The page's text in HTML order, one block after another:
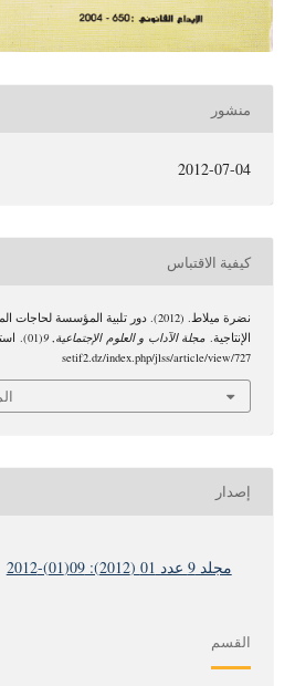
منشور
2012-07-04
كيفية الاقتباس
نضرة ميلاط. (2012). دور تلبية المؤسسة
الإنتاجية. مجلة الآداب و العلوم الإجتماعية,
9
setif2.dz/index.php/jlss/article/view/727
إصدار
مجلد 9 عدد 01 (2012): 09(01)-2012
القسم